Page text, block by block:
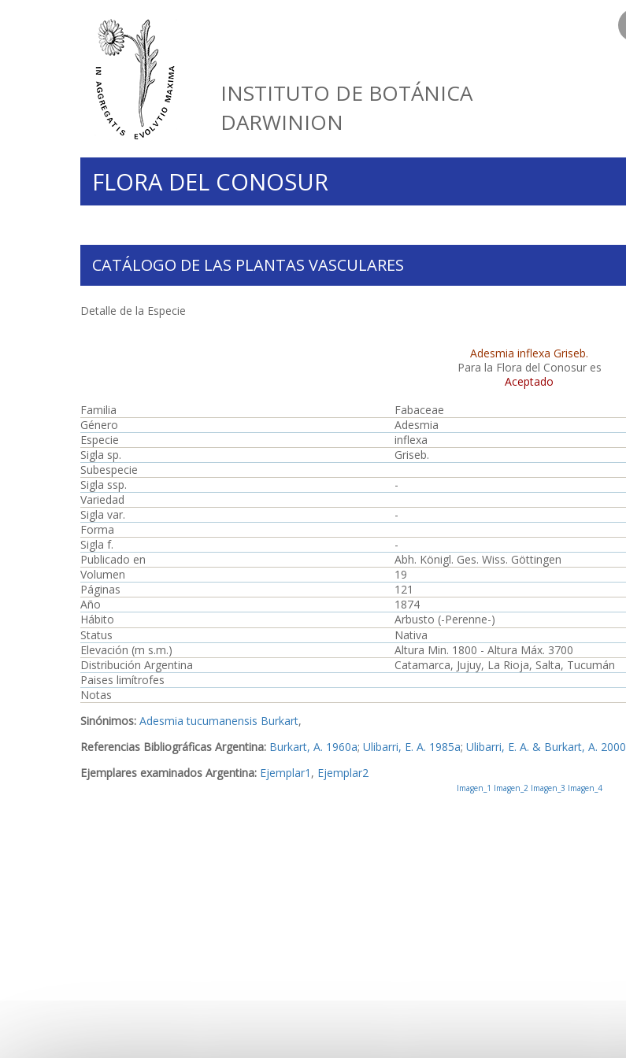
INSTITUTO DE BOTÁNICA
DARWINION
FLORA DEL CONOSUR
CATÁLOGO DE LAS PLANTAS VASCULARES
Detalle de la Especie
Adesmia inflexa Griseb.
Para la Flora del Conosur es
Aceptado
Familia
Fabaceae
Género
Adesmia
Especie
inflexa
Sigla sp.
Griseb.
Subespecie
Sigla ssp.
-
Variedad
Sigla var.
-
Forma
Sigla f.
-
Publicado en
Abh. Königl. Ges. Wiss. Göttingen
Volumen
19
Páginas
121
Año
1874
Hábito
Arbusto (-Perenne-)
Status
Nativa
Elevación (m s.m.)
Altura Min. 1800 - Altura Máx. 3700
Distribución Argentina
Catamarca, Jujuy, La Rioja, Salta, Tucumán
Paises limítrofes
Notas
Sinónimos: Adesmia tucumanensis Burkart,
Referencias Bibliográficas Argentina: Burkart, A. 1960a; Ulibarri, E. A. 1985a; Ulibarri, E. A. & Burkart, A. 2000
Ejemplares examinados Argentina: Ejemplar1 , Ejemplar2
Imagen_1 Imagen_2Imagen_3 Imagen_4